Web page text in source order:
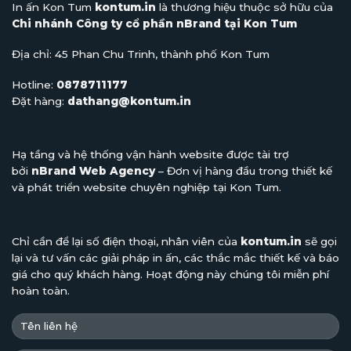
In ấn Kon Tum kontum.in là thương hiệu thuộc sở hữu của
Chi nhánh Công ty cổ phần nBrand tại Kon Tum
Địa chỉ: 45 Phan Chu Trinh, thành phố Kon Tum
Hotline: 0878711177
Đặt hàng: dathang@kontum.in
Hạ tầng và hệ thống vận hành website được tài trợ
bởi nBrand Web Agency– Đơn vị hàng đầu trong thiết kế
và phát triển website chuyên nghiệp tại Kon Tum.
Chỉ cần để lại số điện thoại, nhân viên của kontum.in sẽ gọi
lại và tư vấn các giải pháp in ấn, các thắc mắc thiết kế và báo
giá cho quý khách hàng. Hoạt động này chúng tôi miễn phí
hoàn toàn.